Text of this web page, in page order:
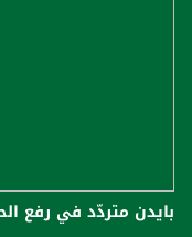
بايدن متردّد في رفع